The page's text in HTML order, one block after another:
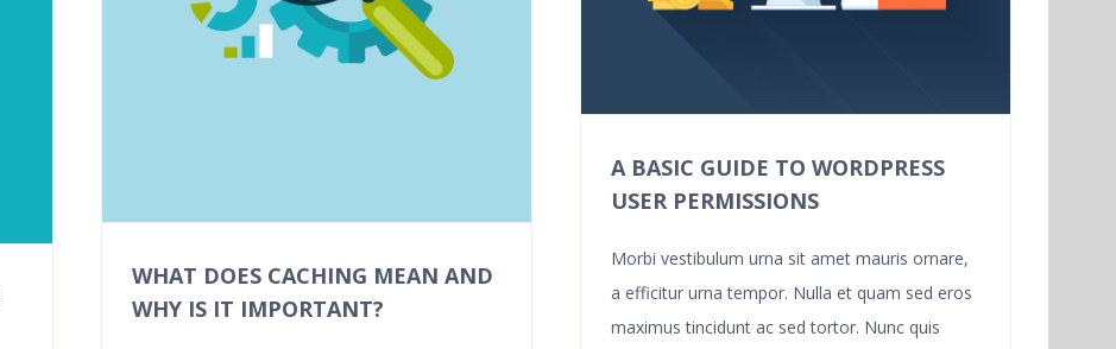
WHAT DOES CACHING MEAN AND
WHY IS IT IMPORTANT?
A BASIC GUIDE TO WORDPRESS
USER PERMISSIONS
Morbi vestibulum urna sit amet mauris ornare,
a efficitur urna tempor. Nulla et quam sed eros
maximus tincidunt ac sed tortor. Nunc quis